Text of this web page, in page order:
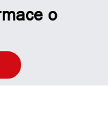
o